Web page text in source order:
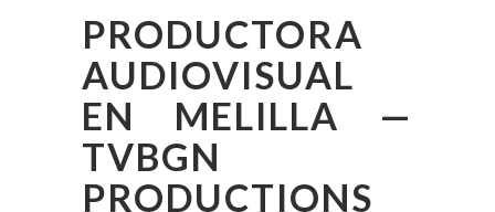
PRODUCTORA
AUDIOVISUAL
EN MELILLA —
TVBGN
PRODUCTIONS